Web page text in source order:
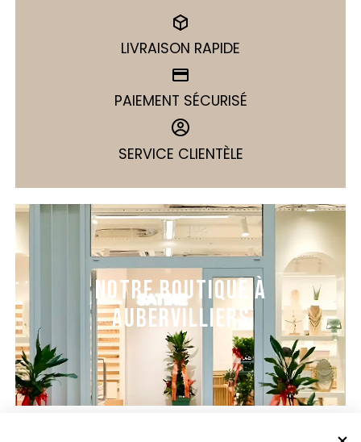
LIVRAISON RAPIDE
PAIEMENT SÉCURISÉ
SERVICE CLIENTÈLE
NOTRE BOUTIQUE À
AUBERVILLIERS